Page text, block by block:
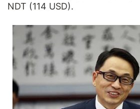
NDT (114 USD).